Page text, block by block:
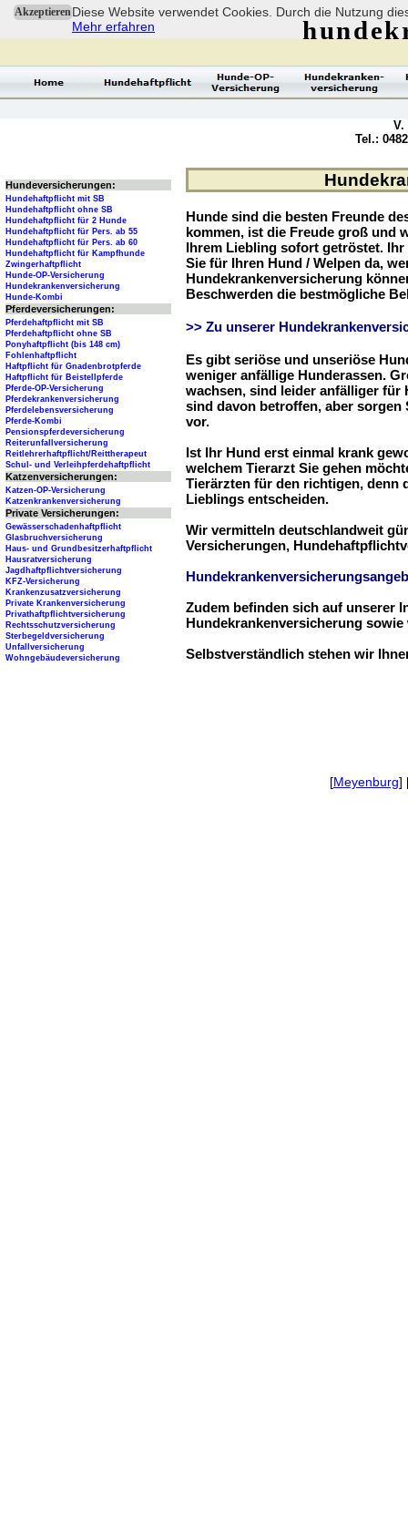
AkzeptierenDiese Website verwendet Cookies. Durch die Nutzung
Mehr erfahren
Hunde sind die besten Freunde
kommen, ist die Freude groß und
Ihrem Liebling sofort getröstet.
Sie für Ihren Hund / Welpen da,
Hundekrankenversicherung
Beschwerden die bestmögliche
>> Zu unserer
Es gibt seriöse und unseriöse
weniger anfällige Hunderassen.
wachsen, sind leider anfälliger für
sind davon betroffen, aber sorgen
vor.
Ist Ihr Hund erst einmal krank
welchem Tierarzt Sie gehen
Tierärzten für den richtigen, denn
Lieblings entscheiden.
Wir vermitteln deutschlandweit
Versicherungen,
Zudem befinden sich auf unserer
Hundekrankenversicherung
Selbstverständlich stehen wir
Hundeversicherungen:
Hundehaftpflicht mit SB
Hundehaftpflicht ohne SB
Hundehaftpflicht für 2 Hunde
Hundehaftpflicht für Pers. ab 55
Hundehaftpflicht für Pers. ab 60
Hundehaftpflicht für Kampfhunde
Zwingerhaftpflicht
Hunde-OP-Versicherung
Hundekrankenversicherung
Hunde-Kombi
Pferdeversicherungen:
Pferdehaftpflicht mit SB
Pferdehaftpflicht ohne SB
Ponyhaftpflicht (bis 148 cm)
Fohlenhaftpflicht
Haftpflicht für Gnadenbrotpferde
Haftpflicht für Beistellpferde
Pferde-OP-Versicherung
Pferdekrankenversicherung
Pferdelebensversicherung
Pferde-Kombi
Pensionspferdeversicherung
Reiterunfallversicherung
Reitlehrerhaftpflicht/Reittherapeut
Schul- und Verleihpferdehaftpflicht
Katzenversicherungen:
Katzen-OP-Versicherung
Katzenkrankenversicherung
Private Versicherungen:
Gewässerschadenhaftpflicht
Glasbruchversicherung
Haus- und Grundbesitzerhaftpflicht
Hausratversicherung
Jagdhaftpflichtversicherung
KFZ-Versicherung
Krankenzusatzversicherung
Private Krankenversicherung
Privathaftpflichtversicherung
Rechtsschutzversicherung
Sterbegeldversicherung
Unfallversicherung
Wohngebäudeversicherung
V.
Tel.:
[Meyenburg]